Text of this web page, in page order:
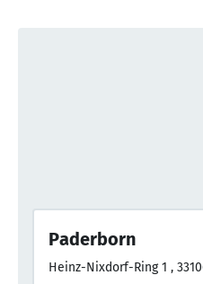
Paderborn
Heinz-Nixdorf-Ring 1 ,